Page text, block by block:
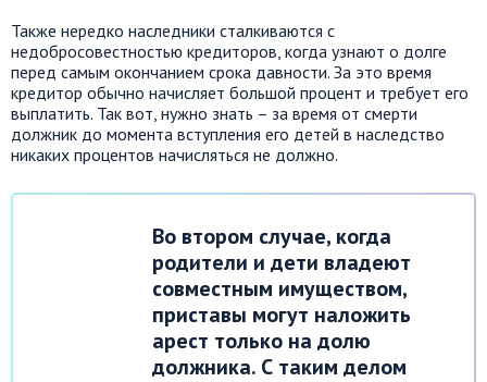
Также нередко наследники сталкиваются с
недобросовестностью кредиторов, когда узнают о долге
перед самым окончанием срока давности. За это время
кредитор обычно начисляет большой процент и требует его
выплатить. Так вот, нужно знать – за время от смерти
должник до момента вступления его детей в наследство
никаких процентов начисляться не должно.
Во втором случае, когда
родители и дети владеют
совместным имуществом,
приставы могут наложить
арест только на долю
должника. С таким делом